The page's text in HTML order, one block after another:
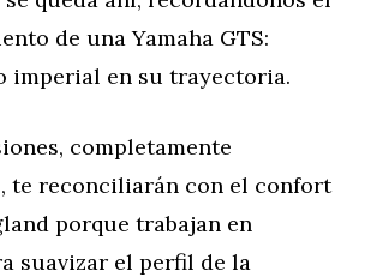
de una Yamaha GTS:
imperial en su trayectoria.
completamente
te reconciliarán con el confort
porque trabajan en
suavizar el perfil de la